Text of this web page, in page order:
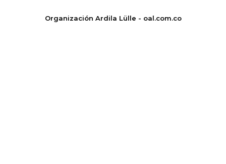
Organización Ardila Lülle - oal.com.co